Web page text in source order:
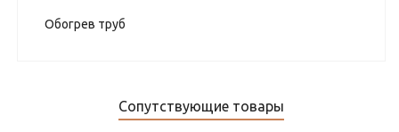
Обогрев труб
Сопутствующие товары